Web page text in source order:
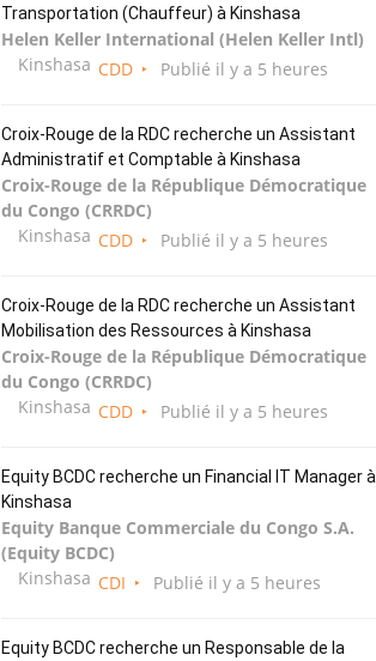
Transportation (Chauffeur) à Kinshasa
Helen Keller International (Helen Keller Intl)
Kinshasa CDD Publié il y a 5 heures
Croix-Rouge de la RDC recherche un Assistant
Administratif et Comptable à Kinshasa
Croix-Rouge de la République Démocratique
du Congo (CRRDC)
Kinshasa CDD Publié il y a 5 heures
Croix-Rouge de la RDC recherche un Assistant
Mobilisation des Ressources à Kinshasa
Croix-Rouge de la République Démocratique
du Congo (CRRDC)
Kinshasa CDD Publié il y a 5 heures
Equity BCDC recherche un Financial IT Manager à
Kinshasa
Equity Banque Commerciale du Congo S.A.
(Equity BCDC)
Kinshasa CDI Publié il y a 5 heures
Equity BCDC recherche un Responsable de la